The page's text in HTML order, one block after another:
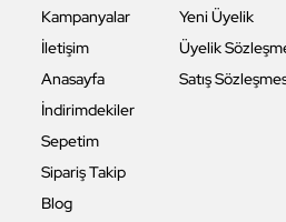
Kampanyalar
İletişim
Anasayfa
İndirimdekiler
Sepetim
Sipariş Takip
Blog
Yeni Üyelik
Üyelik
Satış